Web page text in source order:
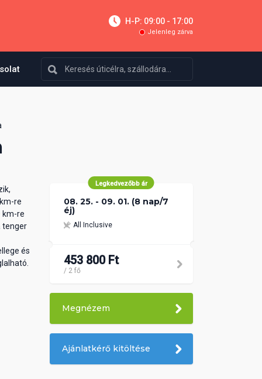
H-P: 09:00 - 17:00
Jelenleg zárva
re
km-re
tenger
és
Legkedvezőbb ár
08. 25. - 09. 01. (8 nap/7
éj)
All Inclusive
453 800 Ft
/ 2 fő
Megnézem
Ajánlatkérő kitöltése